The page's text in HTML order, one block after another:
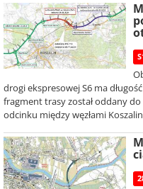
drogi ekspresowej S6 ma
fragment trasy został oddany
odcinku między węzłami